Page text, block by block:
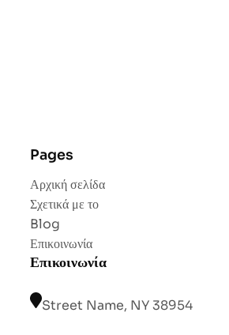
Pages
Αρχική σελίδα
Σχετικά με το
Blog
Επικοινωνία
Επικοινωνία
Street Name, NY 38954